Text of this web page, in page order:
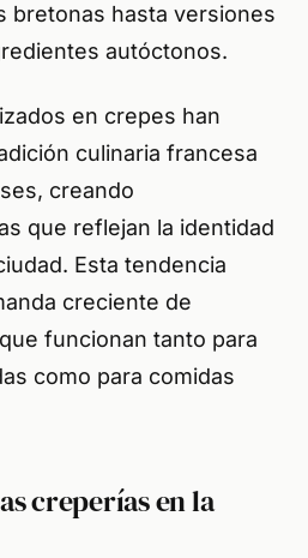
bretonas hasta versiones
autóctonos.
en crepes han
culinaria francesa
creando
que reflejan la identidad
Esta tendencia
creciente de
funcionan tanto para
como para comidas
creperías en la